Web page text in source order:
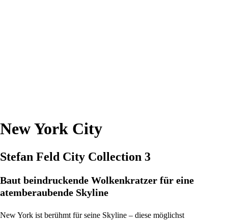
New York City
Stefan Feld City Collection 3
Baut beindruckende Wolkenkratzer für eine
atemberaubende Skyline
New York ist berühmt für seine Skyline – diese möglichst